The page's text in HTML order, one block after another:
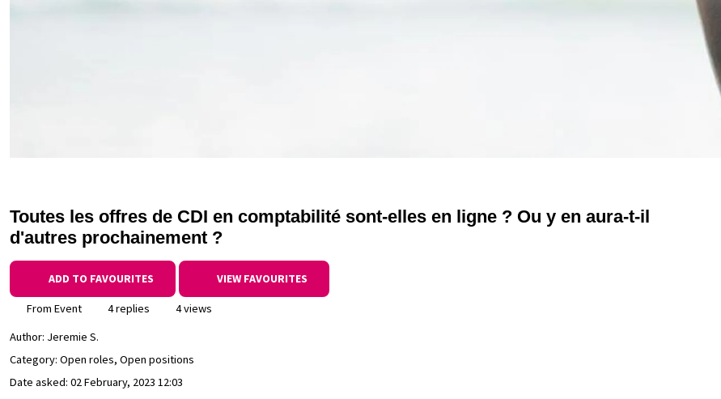
Toutes les offres de CDI en comptabilité sont-elles en ligne ? Ou y en aura-t-il
d'autres prochainement ?
ADD TO FAVOURITES VIEW FAVOURITES
From Event 4 replies
4 views
Author: Jeremie S.
Category: Open roles, Open positions
Date asked: 02 February, 2023 12:03